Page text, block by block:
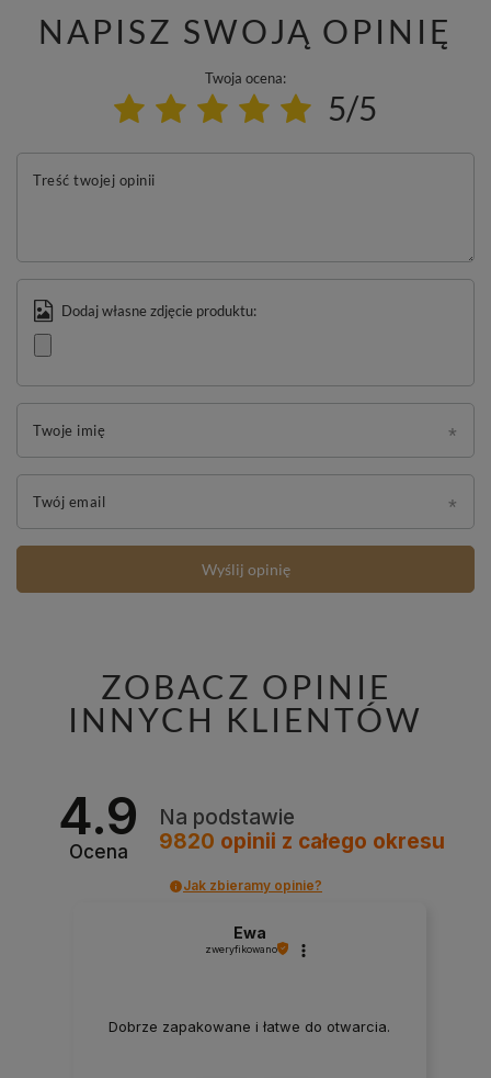
NAPISZ SWOJĄ OPINIĘ
Twoja ocena:
5/5
Treść twojej opinii
Dodaj własne zdjęcie produktu:
Twoje imię
Twój email
Wyślij opinię
ZOBACZ OPINIE
INNYCH KLIENTÓW
4.9
Ocena
Na podstawie
9820 opinii z całego okresu
Jak zbieramy opinie?
Ewa
zweryfikowano
Dobrze zapakowane i łatwe do otwarcia.